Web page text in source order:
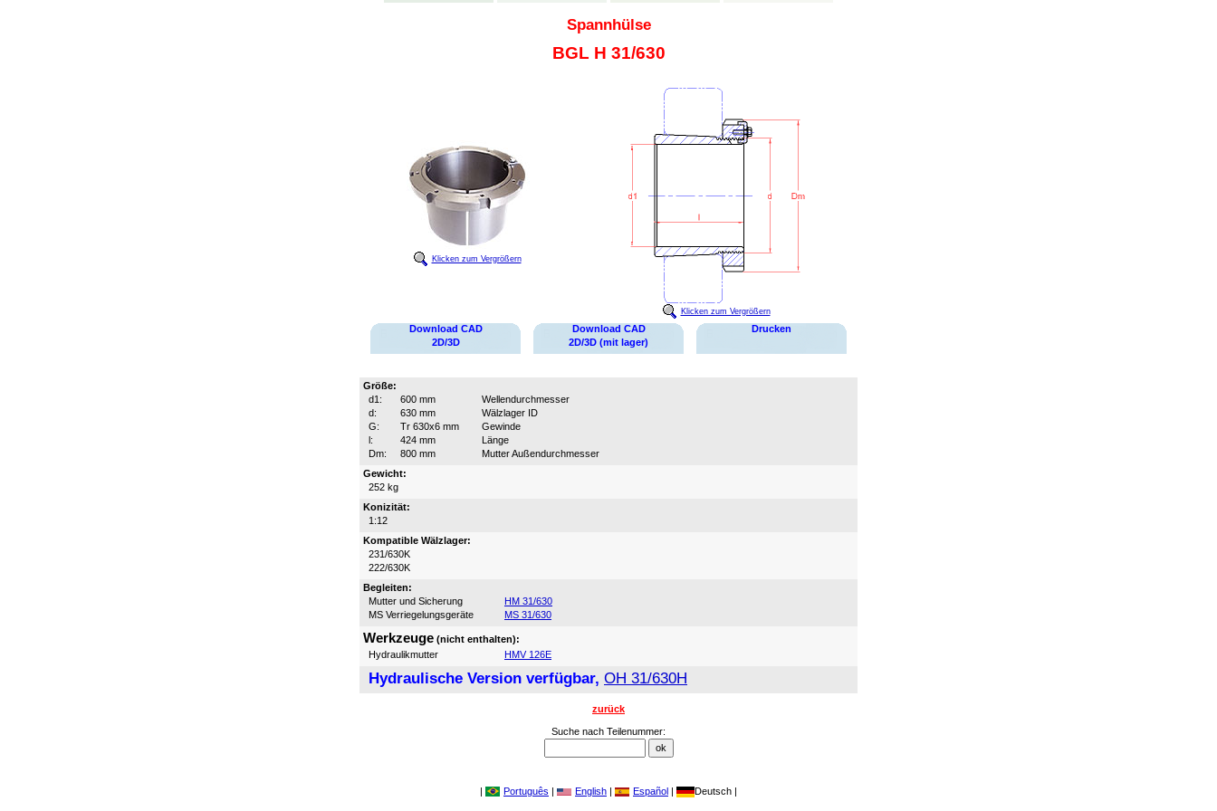
Spannhülse
BGL H 31/630
Klicken zum Vergrößern
Klicken zum Vergrößern
Download CAD
2D/3D
Download CAD
2D/3D (mit lager)
Drucken
Größe:
d1:
600 mm
Wellendurchmesser
d:
630 mm
Wälzlager ID
G:
Tr 630x6 mm
Gewinde
l:
424 mm
Länge
Dm:
800 mm
Mutter Außendurchmesser
Gewicht:
252 kg
Konizität:
1:12
Kompatible Wälzlager:
231/630K
222/630K
Begleiten:
Mutter und Sicherung
HM 31/630
MS Verriegelungsgeräte
MS 31/630
Werkzeuge (nicht enthalten):
Hydraulikmutter
HMV 126E
Hydraulische Version verfügbar, OH 31/630H
zurück
Suche nach Teilenummer:
| Português | English | Español | Deutsch |